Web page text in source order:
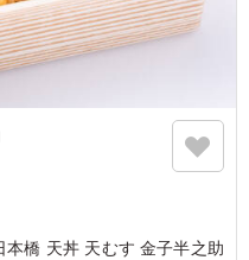
本橋 天丼 天むす 金子半之助